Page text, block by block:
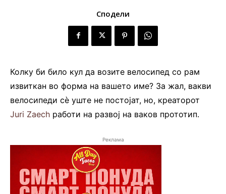
Сподели
Колку би било кул да возите велосипед со рам
извиткан во форма на вашето име? За жал, вакви
велосипеди сè уште не постојат, но, креаторот
Juri Zaech работи на развој на ваков прототип.
Реклама